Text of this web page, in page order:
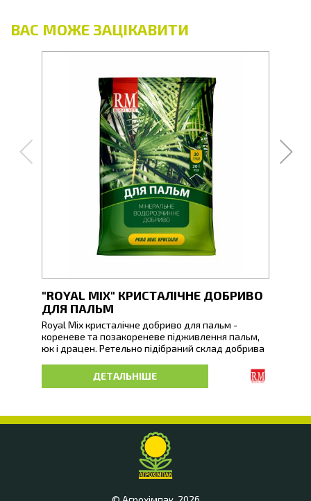
ВАС МОЖЕ ЗАЦІКАВИТИ
"ROYAL MIX" КРИСТАЛІЧНЕ ДОБРИВО
ДЛЯ ПАЛЬМ
Royal Mix кристалічне добриво для пальм -
кореневе та позакореневе підживлення пальм,
юк і драцен. Ретельно підібраний склад добрива
речовинах, а підвищена кількість азоту, фосфору
сприяє загальному зміцненню, формуванню
ДЕТАЛЬНІШЕ